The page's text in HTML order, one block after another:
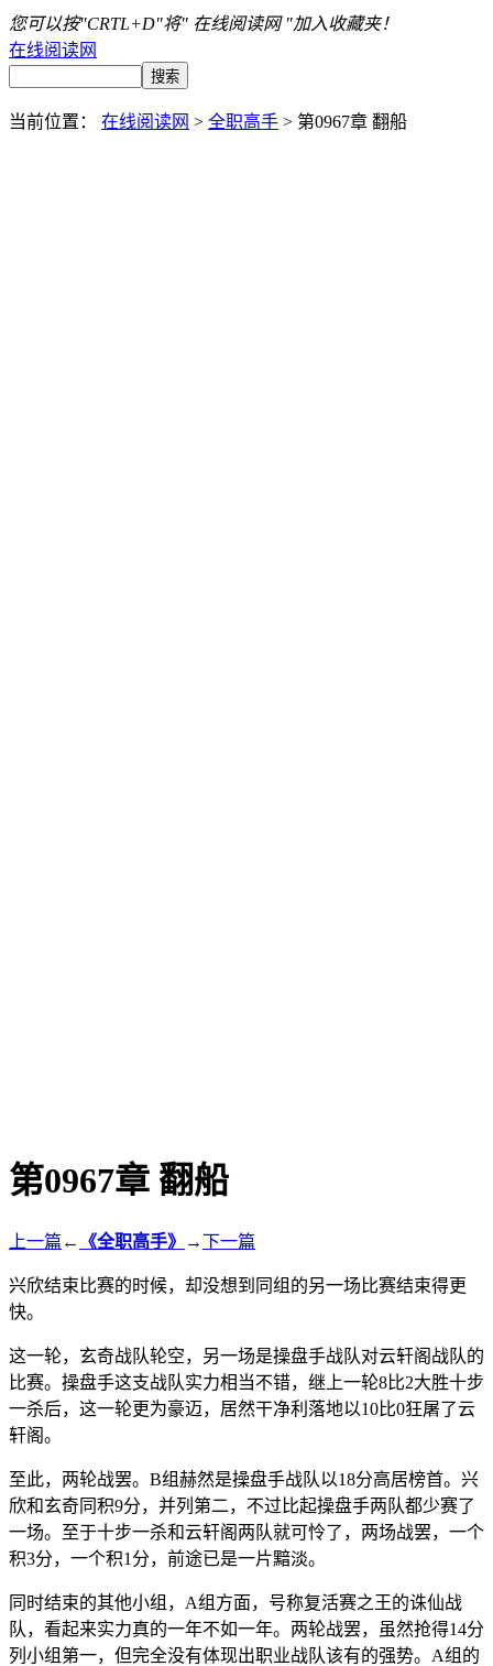
您可以按"CRTL+D"将" 在线阅读网 "加入收藏夹！
在线阅读网
当前位置： 在线阅读网 > 全职高手 > 第0967章 翻船
第0967章 翻船
上一篇 ← 《全职高手》 →下一篇
兴欣结束比赛的时候，却没想到同组的另一场比赛结束得更
快。
这一轮，玄奇战队轮空，另一场是操盘手战队对云轩阁战队的
比赛。操盘手这支战队实力相当不错，继上一轮8比2大胜十步
一杀后，这一轮更为豪迈，居然干净利落地以10比0狂屠了云
轩阁。
至此，两轮战罢。B组赫然是操盘手战队以18分高居榜首。兴
欣和玄奇同积9分，并列第二，不过比起操盘手两队都少赛了
一场。至于十步一杀和云轩阁两队就可怜了，两场战罢，一个
积3分，一个积1分，前途已是一片黯淡。
同时结束的其他小组，A组方面，号称复活赛之王的诛仙战
队，看起来实力真的一年不如一年。两轮战罢，虽然抢得14分
列小组第一，但完全没有体现出职业战队该有的强势。A组的